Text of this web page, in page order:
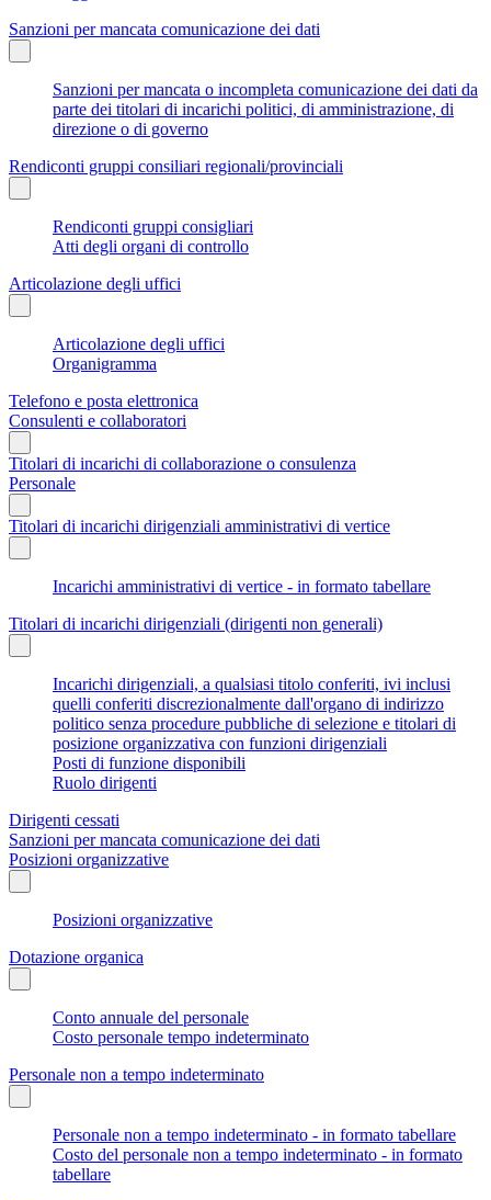
Sanzioni per mancata comunicazione dei dati
Sanzioni per mancata o incompleta comunicazione dei dati da
parte dei titolari di incarichi politici, di amministrazione, di
direzione o di governo
Rendiconti gruppi consiliari regionali/provinciali
Rendiconti gruppi consigliari
Atti degli organi di controllo
Articolazione degli uffici
Articolazione degli uffici
Organigramma
Telefono e posta elettronica
Consulenti e collaboratori
Titolari di incarichi di collaborazione o consulenza
Personale
Titolari di incarichi dirigenziali amministrativi di vertice
Incarichi amministrativi di vertice - in formato tabellare
Titolari di incarichi dirigenziali (dirigenti non generali)
Incarichi dirigenziali, a qualsiasi titolo conferiti, ivi inclusi
quelli conferiti discrezionalmente dall'organo di indirizzo
politico senza procedure pubbliche di selezione e titolari di
posizione organizzativa con funzioni dirigenziali
Posti di funzione disponibili
Ruolo dirigenti
Dirigenti cessati
Sanzioni per mancata comunicazione dei dati
Posizioni organizzative
Posizioni organizzative
Dotazione organica
Conto annuale del personale
Costo personale tempo indeterminato
Personale non a tempo indeterminato
Personale non a tempo indeterminato - in formato tabellare
Costo del personale non a tempo indeterminato - in formato
tabellare